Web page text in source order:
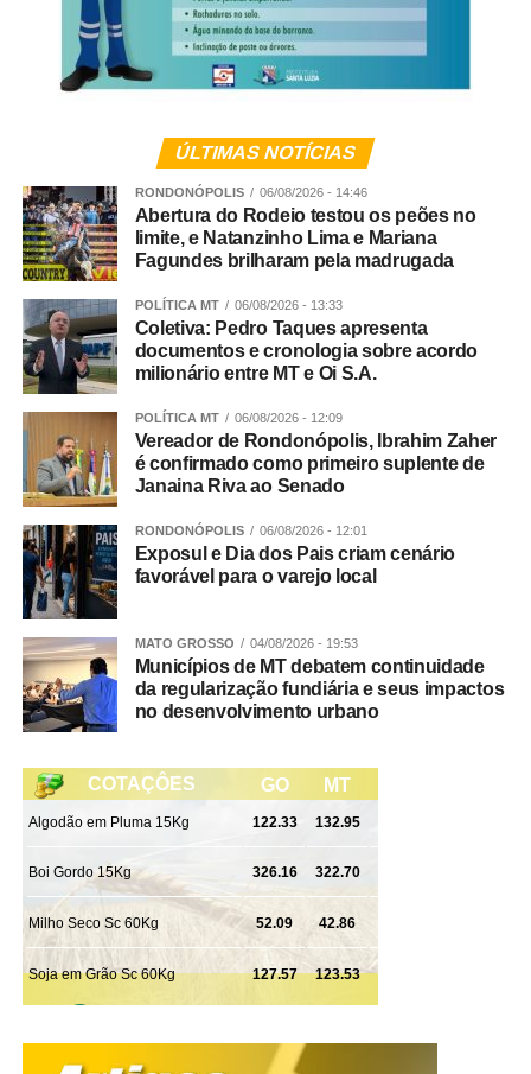
Na próxima partida, o Rondonópolis Hawks joga no dia
01º de agosto, fora de casa, diante dos Tubarões do
Cerrado, em partida valendo a liderança da regional
A participação do Rondonópolis Hawks na Superliga
2026 conta com o apoio da Interfibras Internet, Fusio
Profisio, Dark Rhinos, Renan Simão Fisioterapeuta,
SECEL, Thiago Silva e os patrocinadores Verde Vale
restaurante, Ortocenter, Kick Ball, VL Contabilidade,
Anhanguera, Tend Tudo, Cedir, Urolaser, Manjerona
Pizzaria.
WhatsApp
Facebook
Twitter
ÚLTIMAS NOTÍCIAS
RONDONÓPOLIS 06/08/2026 - 14:46
Abertura do Rodeio testou os peões no
limite, e Natanzinho Lima e Mariana
Fagundes brilharam pela madrugada
POLÍTICA MT 06/08/2026 - 13:33
Coletiva: Pedro Taques apresenta
documentos e cronologia sobre acordo
milionário entre MT e Oi S.A.
POLÍTICA MT 06/08/2026 - 12:09
Vereador de Rondonópolis, Ibrahim Zaher
é confirmado como primeiro suplente de
Janaina Riva ao Senado
RONDONÓPOLIS 06/08/2026 - 12:01
Exposul e Dia dos Pais criam cenário
favorável para o varejo local
MATO GROSSO 04/08/2026 - 19:53
Municípios de MT debatem continuidade
da regularização fundiária e seus impactos
no desenvolvimento urbano